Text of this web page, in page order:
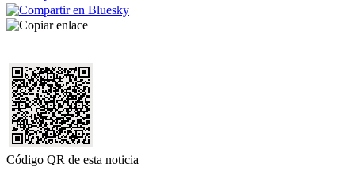
Código QR de esta noticia